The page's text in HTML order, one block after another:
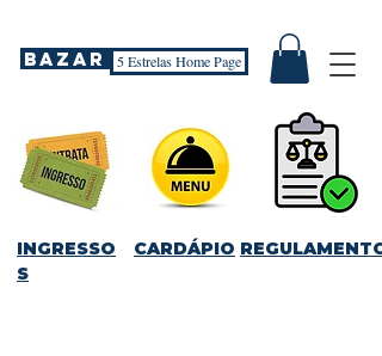
INGRESSO
S
CARDÁPIO REGULAMENTO
Bazar 5 Estrelas Home Page